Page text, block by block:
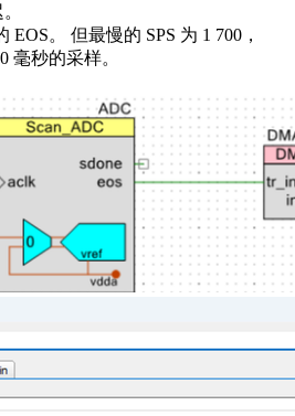
。 但最慢的 SPS 为 1 700，
毫秒的采样。